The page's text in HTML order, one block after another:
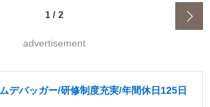
1 / 2
advertisement
デバッガー/研修制度充実/年間休日125日